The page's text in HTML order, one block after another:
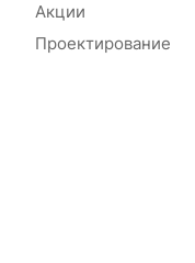
Акции
Проектирование